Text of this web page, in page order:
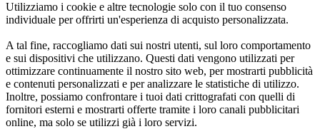
Utilizziamo i cookie e altre tecnologie solo con il tuo consenso
individuale per offrirti un'esperienza di acquisto personalizzata.
A tal fine, raccogliamo dati sui nostri utenti, sul loro comportamento
e sui dispositivi che utilizzano. Questi dati vengono utilizzati per
ottimizzare continuamente il nostro sito web, per mostrarti pubblicità
e contenuti personalizzati e per analizzare le statistiche di utilizzo.
Inoltre, possiamo confrontare i tuoi dati crittografati con quelli di
fornitori esterni e mostrarti offerte tramite i loro canali pubblicitari
online, ma solo se utilizzi già i loro servizi.